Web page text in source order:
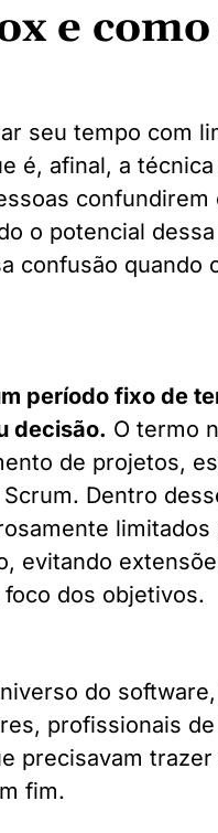
e
seu tempo com
é, afinal, a
o potencial
confusão quando
período fixo de
decisão. O termo
de projetos,
Dentro
evitando
dos objetivos.
do
profissionais
precisavam
fim.